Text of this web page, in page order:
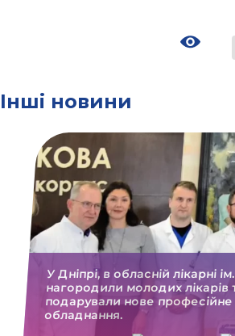
Інші новини
У Дніпрі, в обласній лікарні
нагородили молодих лікарів
подарували нове професійне
обладнання.